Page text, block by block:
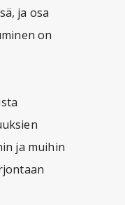
ja osa
on
ja muihin
välilehdessä